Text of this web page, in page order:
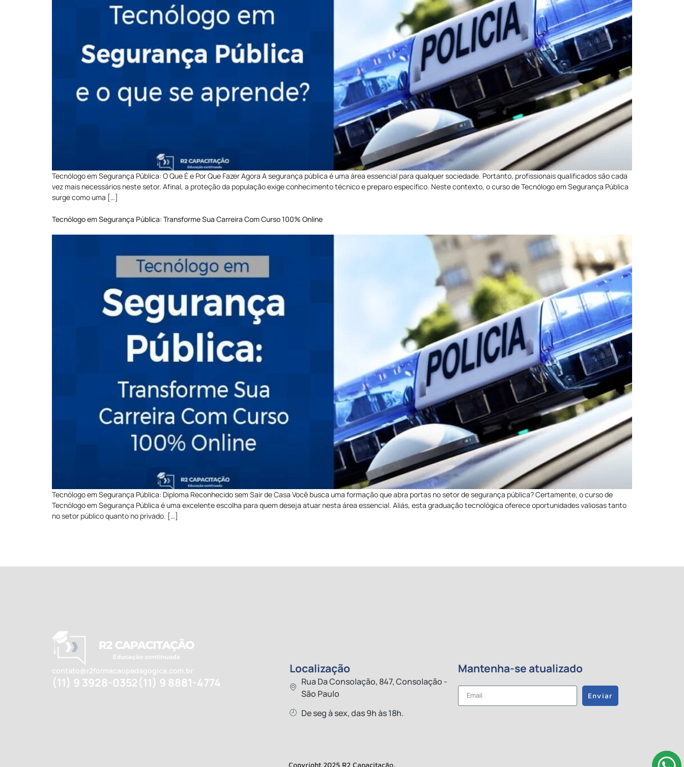
Tecnólogo em Segurança Pública: O Que É e Por Que Fazer Agora A segurança pública é uma área essencial para qualquer sociedade. Portanto, profissionais qualificados são cada
vez mais necessários neste setor. Afinal, a proteção da população exige conhecimento técnico e preparo específico. Neste contexto, o curso de Tecnólogo em Segurança Pública
surge como uma […]
Tecnólogo em Segurança Pública: Transforme Sua Carreira Com Curso 100% Online
Tecnólogo em Segurança Pública: Diploma Reconhecido sem Sair de Casa Você busca uma formação que abra portas no setor de segurança pública? Certamente, o curso de
Tecnólogo em Segurança Pública é uma excelente escolha para quem deseja atuar nesta área essencial. Aliás, esta graduação tecnológica oferece oportunidades valiosas tanto
no setor público quanto no privado. […]
contato@r2formacaopedagogica.com.br
(11) 9 3928-0352(11) 9 8881-4774
Localização
Rua Da Consolação, 847, Consolação -
São Paulo
De seg à sex, das 9h às 18h.
Mantenha-se atualizado
Enviar
Copyright 2025 R2 Capacitação.